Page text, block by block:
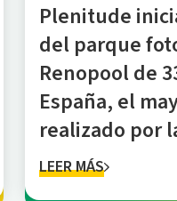
Plenitude
del parque
Renopool de
España, el
realizado por
LEER MÁS